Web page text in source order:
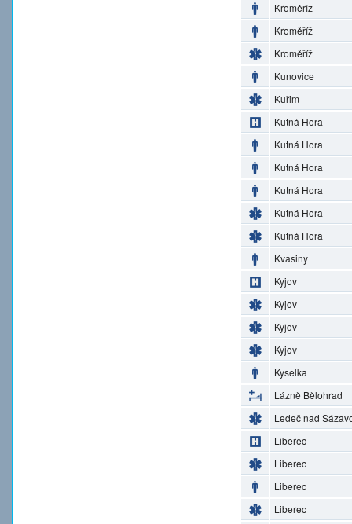
Kroměříž
Kroměříž
Kroměříž
Kunovice
Kuřim
Kutná Hora
Kutná Hora
Kutná Hora
Kutná Hora
Kutná Hora
Kutná Hora
Kvasiny
Kyjov
Kyjov
Kyjov
Kyjov
Kyselka
Lázně Bělohrad
Ledeč nad
Liberec
Liberec
Liberec
Liberec